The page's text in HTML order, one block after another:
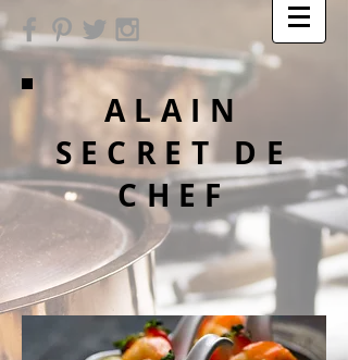
ALAIN
SECRET DE
CHEF